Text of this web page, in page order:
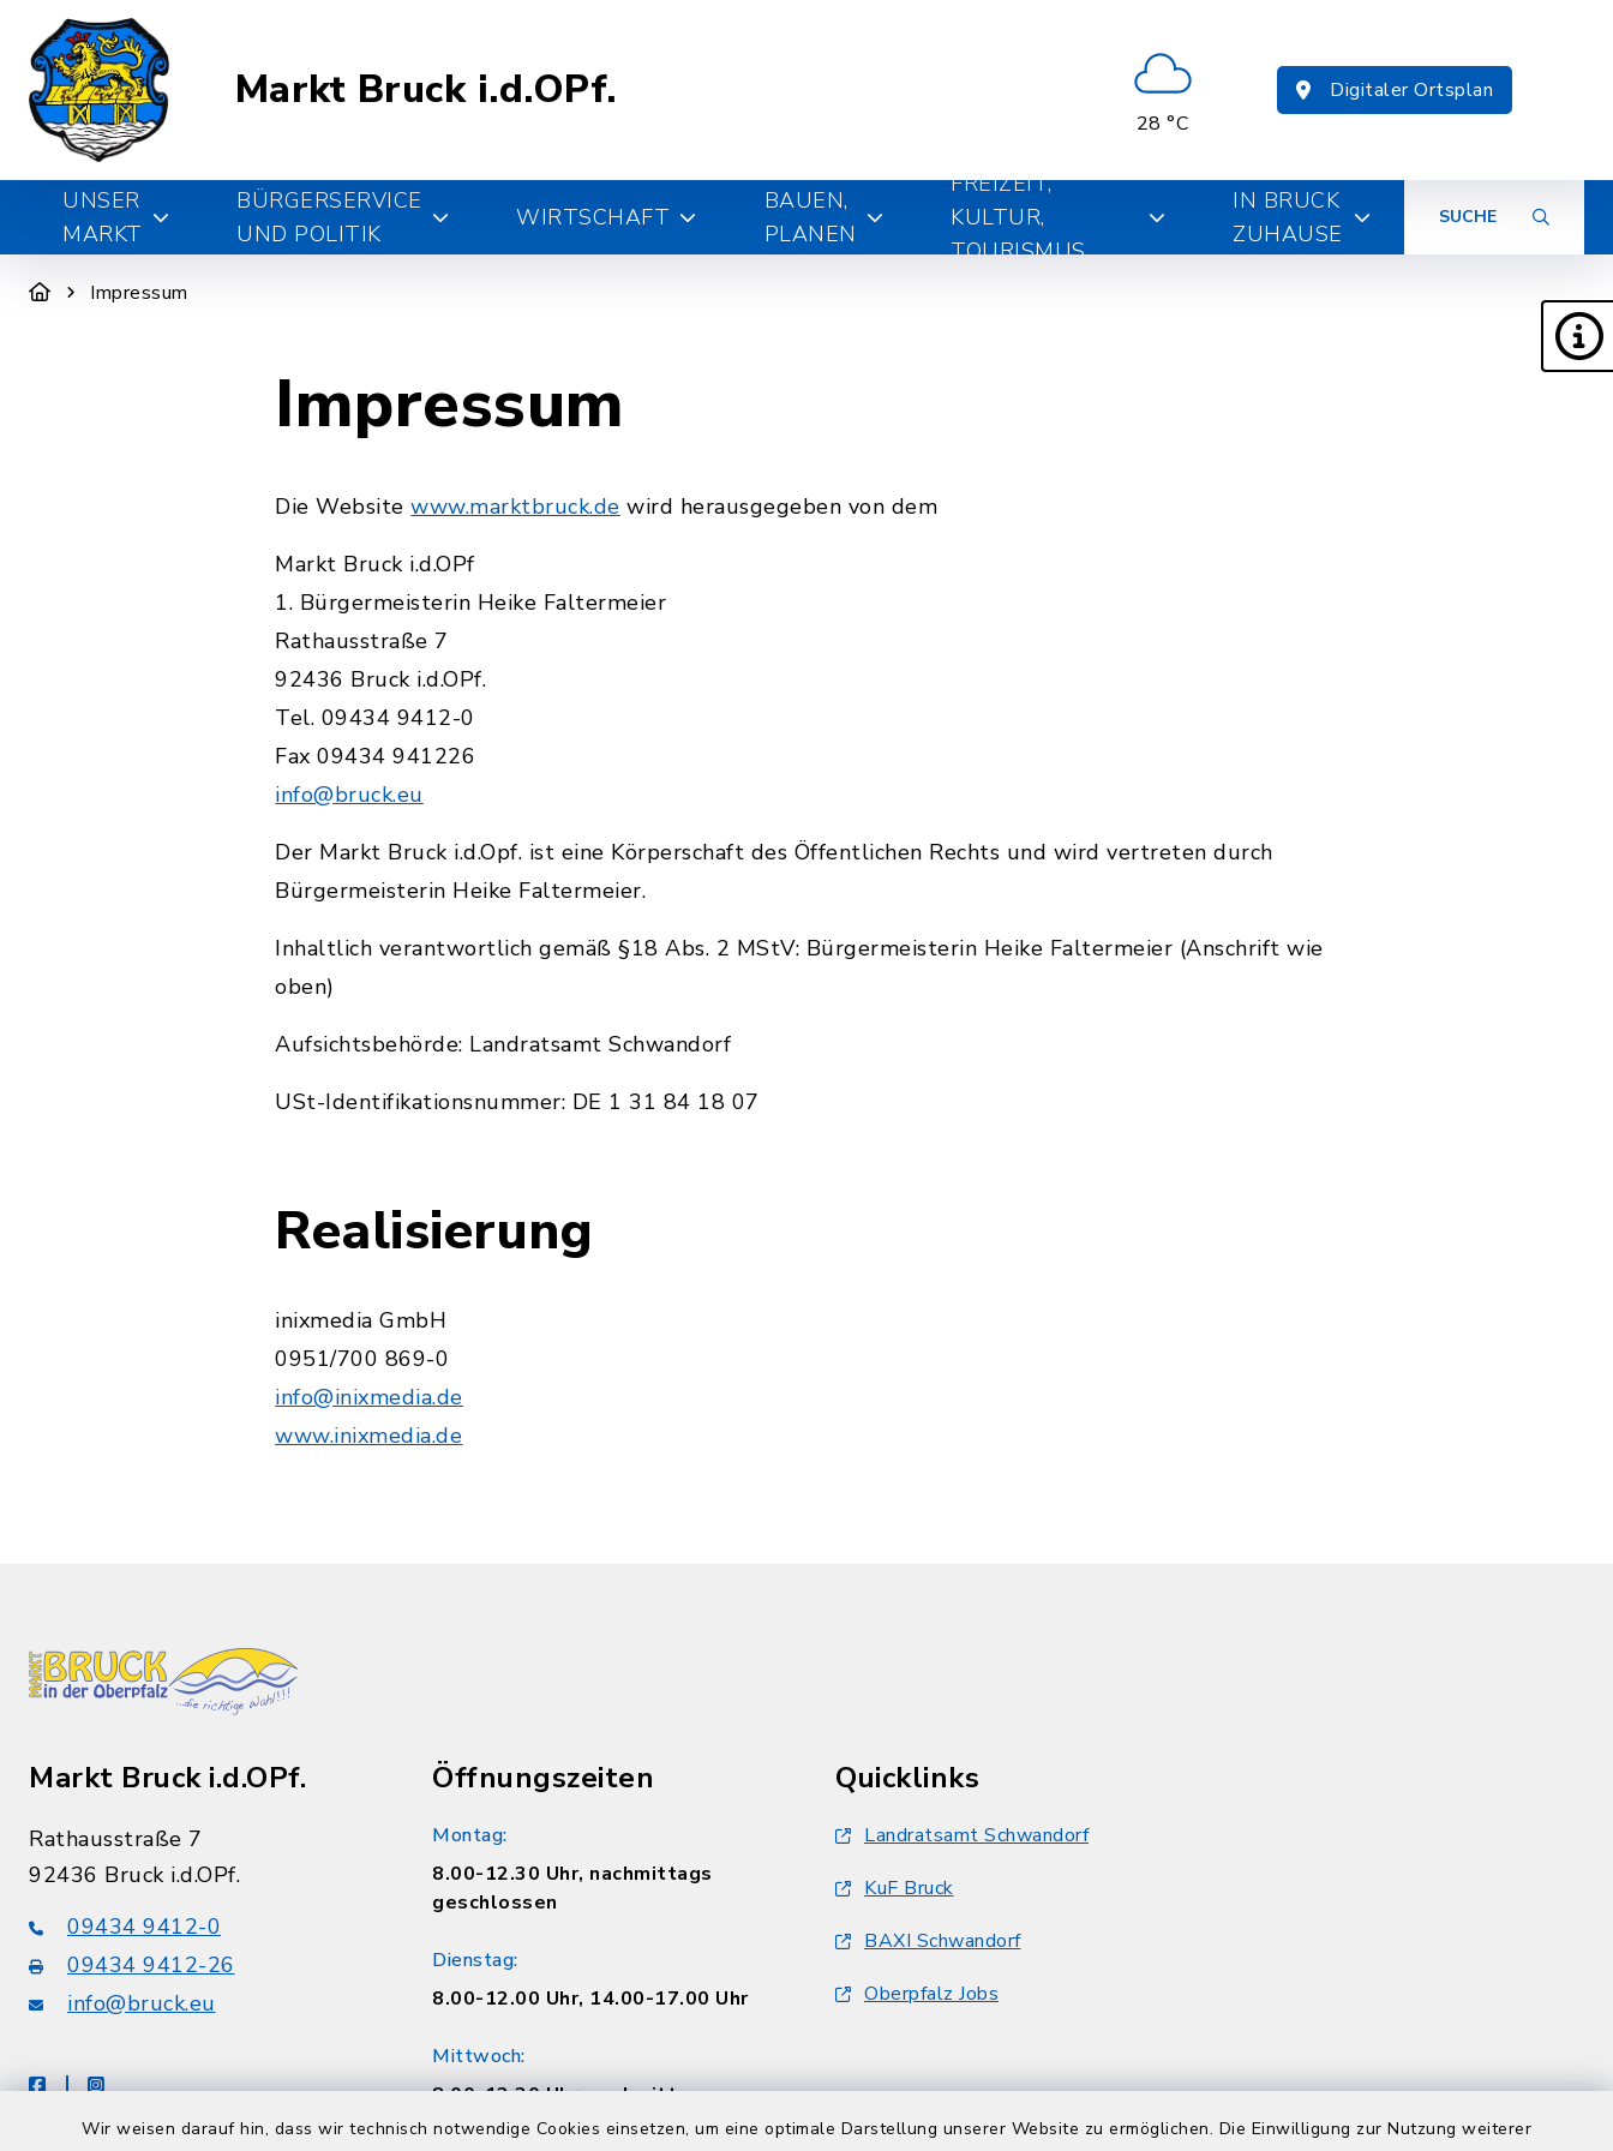
Wir weisen darauf hin, dass wir technisch notwendige Cookies einsetzen, um eine optimale Darstellung unserer Website zu ermöglichen. Die Einwilligung zur Nutzung weiterer
Markt Bruck i.d.OPf.
28 °C
Digitaler Ortsplan
UNSER
MARKT
BÜRGERSERVICE
UND POLITIK
WIRTSCHAFT
BAUEN,
PLANEN
FREIZEIT,
KULTUR,
TOURISMUS
IN BRUCK
ZUHAUSE
SUCHE
Impressum
Impressum
Die Websitewww.marktbruck.de wird herausgegeben von dem
Markt Bruck i.d.OPf
1. Bürgermeisterin Heike Faltermeier
Rathausstraße 7
92436 Bruck i.d.OPf.
Tel. 09434 9412-0
Fax 09434 941226
info@bruck.eu
Der Markt Bruck i.d.Opf. ist eine Körperschaft des Öffentlichen Rechts und wird vertreten durch
Bürgermeisterin Heike Faltermeier.
Inhaltlich verantwortlich gemäß §18 Abs. 2 MStV: Bürgermeisterin Heike Faltermeier (Anschrift wie
oben)
Aufsichtsbehörde: Landratsamt Schwandorf
USt-Identifikationsnummer: DE 1 31 84 18 07
Realisierung
inixmedia GmbH
0951/700 869-0
info@inixmedia.de
www.inixmedia.de
Markt Bruck i.d.OPf.
Rathausstraße 7
92436 Bruck i.d.OPf.
09434 9412-0
09434 9412-26
info@bruck.eu
facebookinstagram
Öffnungszeiten
Montag:
8.00-12.30 Uhr, nachmittags
geschlossen
Dienstag:
8.00-12.00 Uhr, 14.00-17.00 Uhr
Mittwoch:
8.00-12.30 Uhr, nachmittags
geschlossen
Quicklinks
Landratsamt Schwandorf
KuF Bruck
BAXI Schwandorf
Oberpfalz Jobs